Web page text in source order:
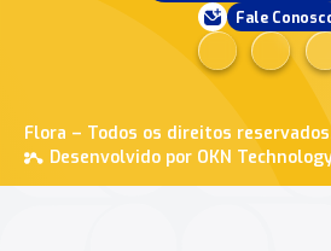
Fale
Flora – Todos os direitos
Desenvolvido por OKN